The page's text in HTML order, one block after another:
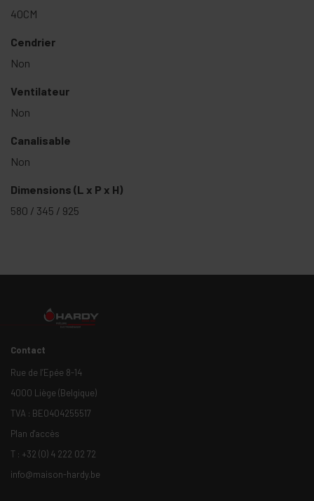
40CM
Cendrier
Non
Ventilateur
Non
Canalisable
Non
Dimensions (L x P x H)
580 / 345 / 925
Contact
Rue de l’Epée 8-14
4000 Liège (Belgique)
TVA : BE0404255517
Plan d'accès
T : +32 (0) 4 222 02 72
info@maison-hardy.be